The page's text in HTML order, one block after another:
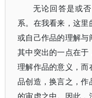
无论回答是或
系。在我看来，这
或自己作品的理解与
其中突出的一点在
理解作品的意义，
品创造，换言之，